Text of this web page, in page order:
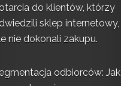
do klientów, którzy
sklep internetowy,
nie dokonali zakupu.
odbiorców: Jak